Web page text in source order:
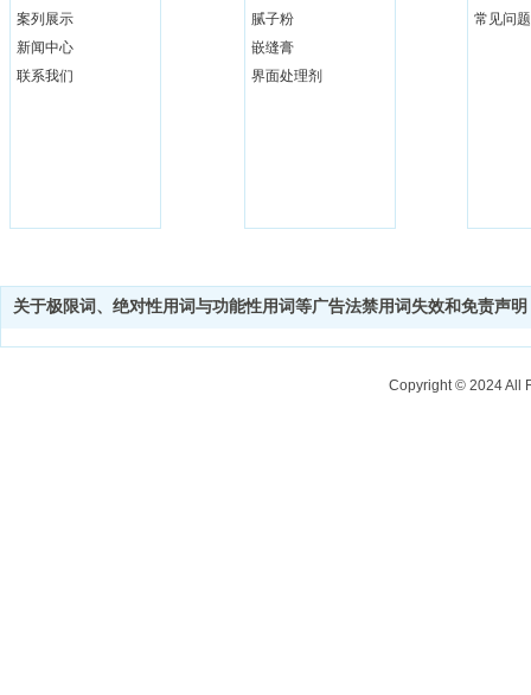
案列展示
新闻中心
联系我们
腻子粉
嵌缝膏
界面处理剂
常见问题
关于极限词、绝对性用词与功能性用词等广告法禁用词失效和免责声明
Copyright © 2024 All